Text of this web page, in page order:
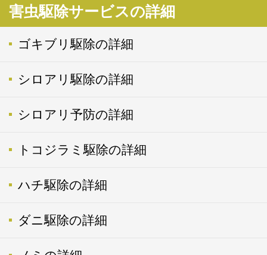
害虫駆除サービスの詳細
ゴキブリ駆除の詳細
シロアリ駆除の詳細
シロアリ予防の詳細
トコジラミ駆除の詳細
ハチ駆除の詳細
ダニ駆除の詳細